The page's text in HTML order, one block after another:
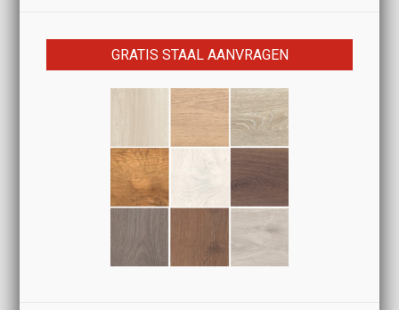
GRATIS STAAL AANVRAGEN